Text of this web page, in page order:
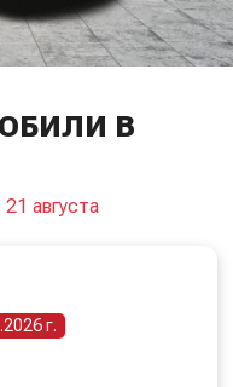
В
августа
г.